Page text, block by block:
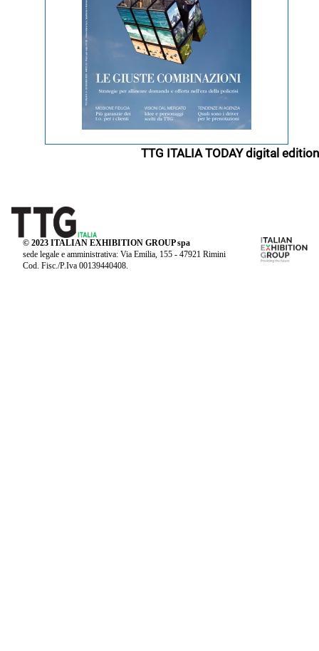
TTG ITALIA TODAY digital edition
© 2023 ITALIAN EXHIBITION GROUP spa
sede legale e amministrativa: Via Emilia, 155 - 47921 Rimini
Cod. Fisc./P.Iva 00139440408.